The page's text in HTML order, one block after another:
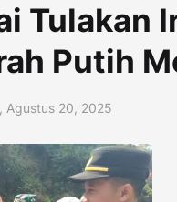
Tulakan
Putih
Agustus 20, 2025